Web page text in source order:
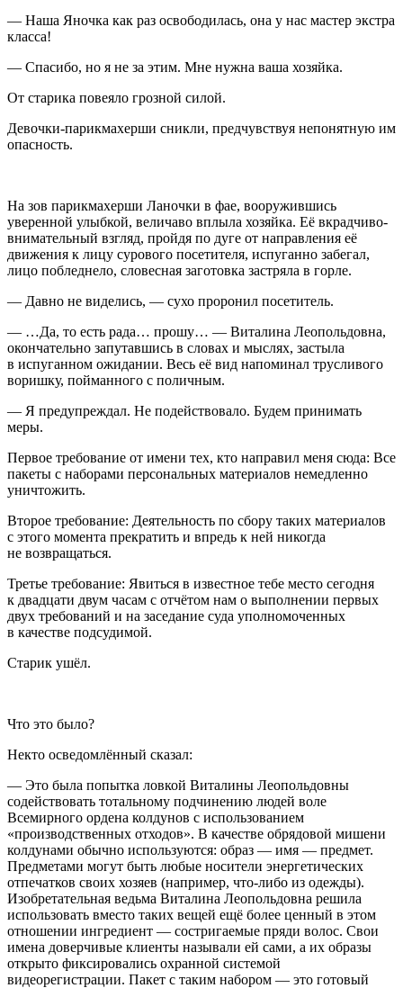
— Наша Яночка как раз освободилась, она у нас мастер экстра
класса!
— Спасибо, но я не за этим. Мне нужна ваша хозяйка.
От старика повеяло грозной силой.
Девочки-парикмахерши сникли, предчувствуя непонятную им
опасность.
На зов парикмахерши Ланочки в фае, вооружившись
уверенной улыбкой, величаво вплыла хозяйка. Её вкрадчиво-
внимательный взгляд, пройдя по дуге от направления её
движения к лицу сурового посетителя, испуганно забегал,
лицо побледнело, словесная заготовка застряла в горле.
— Давно не виделись, — сухо проронил посетитель.
— …Да, то есть рада… прошу… — Виталина Леопольдовна,
окончательно запутавшись в словах и мыслях, застыла
в испуганном ожидании. Весь её вид напоминал трусливого
воришку, пойманного с поличным.
— Я предупреждал. Не подействовало. Будем принимать
меры.
Первое требование от имени тех, кто направил меня сюда: Все
пакеты с наборами персональных материалов немедленно
уничтожить.
Второе требование: Деятельность по сбору таких материалов
с этого момента прекратить и впредь к ней никогда
не возвращаться.
Третье требование: Явиться в известное тебе место сегодня
к двадцати двум часам с отчётом нам о выполнении первых
двух требований и на заседание суда уполномоченных
в качестве подсудимой.
Старик ушёл.
Что это было?
Некто осведомлённый сказал:
— Это была попытка ловкой Виталины Леопольдовны
содействовать тотальному подчинению людей воле
Всемирного ордена колдунов с использованием
«производственных отходов». В качестве обрядовой мишени
колдунами обычно используются: образ — имя — предмет.
Предметами могут быть любые носители энергетических
отпечатков своих хозяев (например, что-либо из одежды).
Изобретательная ведьма Виталина Леопольдовна решила
использовать вместо таких вещей ещё более ценный в этом
отношении ингредиент — состригаемые пряди волос. Свои
имена доверчивые клиенты называли ей сами, а их образы
открыто фиксировались охранной системой
видеорегистрации. Пакет с таким набором — это готовый